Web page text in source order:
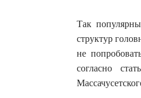
Так
структур
не
согласно